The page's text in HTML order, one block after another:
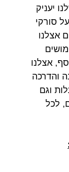
יעניק
סורקי
אצלנו
אצלנו
והדרכה
וגם
לכל